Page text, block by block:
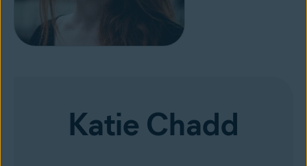
Katie Chadd